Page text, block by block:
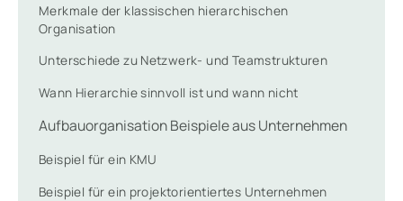
Merkmale der klassischen hierarchischen
Organisation
Unterschiede zu Netzwerk- und Teamstrukturen
Wann Hierarchie sinnvoll ist und wann nicht
Aufbauorganisation Beispiele aus Unternehmen
Beispiel für ein KMU
Beispiel für ein projektorientiertes Unternehmen